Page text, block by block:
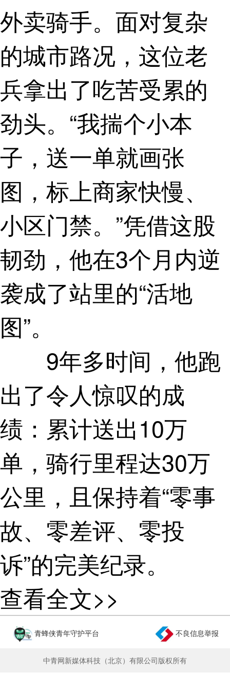
外卖骑手。面对复杂
的城市路况，这位老
兵拿出了吃苦受累的
劲头。“我揣个小本
子，送一单就画张
图，标上商家快慢、
小区门禁。”凭借这股
韧劲，他在3个月内逆
袭成了站里的“活地
图”。
9年多时间，他跑
出了令人惊叹的成
绩：累计送出10万
单，骑行里程达30万
公里，且保持着“零事
故、零差评、零投
诉”的完美纪录。
在日常跑单之
余，张文强还拿起手
机，记录下了外卖员
查看全文>>
青蜂侠青年守护平台 不良信息举报
中青网新媒体科技（北京）有限公司版权所有